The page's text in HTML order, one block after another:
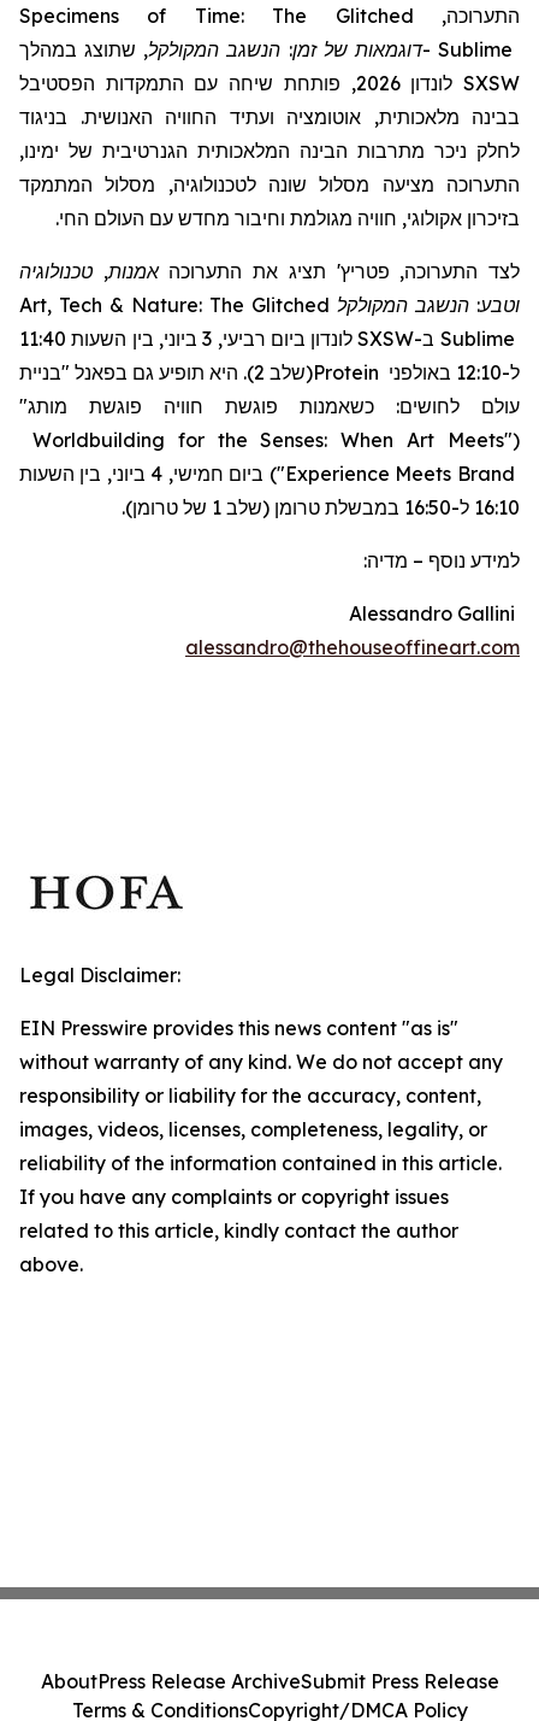
התערוכה, Specimens of Time: The Glitched
Sublime
-דוגמאות של זמן: הנשגב המקולקל, שתוצג במהלך
SXSW
לונדון 2026, פותחת שיחה עם התמקדות הפסטיבל
בבינה מלאכותית, אוטומציה ועתיד החוויה האנושית. בניגוד
לחלק ניכר מתרבות הבינה המלאכותית הגנרטיבית של ימינו,
התערוכה מציעה מסלול שונה לטכנולוגיה, מסלול המתמקד
בזיכרון אקולוגי, חוויה מגולמת וחיבור מחדש עם העולם החי.
לצד התערוכה, פטריץ' תציג את התערוכה אמנות, טכנולוגיה
וטבע: הנשגב המקולקל Art, Tech & Nature: The Glitched
Sublime ב-SXSW
לונדון ביום רביעי, 3 ביוני, בין השעות 11:40
ל-12:10 באולפני
Protein(שלב 2). היא תופיע גם בפאנל
"בניית
עולם לחושים: כשאמנות פוגשת חוויה פוגשת מותג"
(
"
Worldbuilding for the Senses: When Art Meets
Experience Meets Brand
"
)
ביום חמישי, 4 ביוני, בין השעות
16:10 ל-16:50 במבשלת טרומן (שלב 1 של טרומן).
למידע נוסף – מדיה:
Alessandro Gallini
alessandro@thehouseoffineart.com
Legal Disclaimer:
EIN Presswire provides this news content "as is"
without warranty of any kind. We do not accept any
responsibility or liability for the accuracy, content,
images, videos, licenses, completeness, legality, or
reliability of the information contained in this article.
If you have any complaints or copyright issues
related to this article, kindly contact the author
above.
AboutPress Release ArchiveSubmit Press Release
Terms & ConditionsCopyright/DMCA Policy